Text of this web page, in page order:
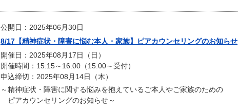
公開日：2025年06月30日
8/17【精神症状・障害に悩む本人・家族】ピアカウンセリングのお知らせ
開催日：2025年08月17日（日）
開催時間：15:15～16:00（15:00～受付）
申込締切：2025年08月14日（木）
～精神症状・障害に関する悩みを抱えているご本人やご家族のための
ピアカウンセリングのお知らせ～